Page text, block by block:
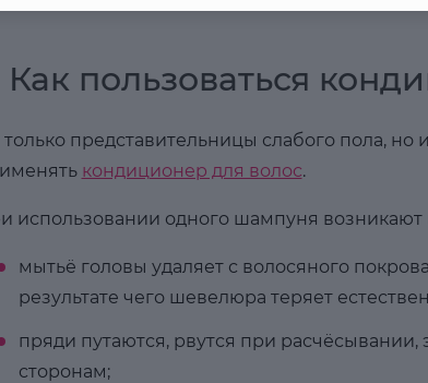
Как пользоваться
представительницы слабого пола,
кондиционер для волос.
использовании одного шампуня возникают
мытьё головы удаляет с волосяного
результате чего шевелюра теряет
пряди путаются, рвутся при
сторонам;